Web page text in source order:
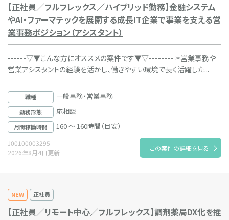
【正社員／フルフレックス／ハイブリッド勤務】金融システム
やAI・ファーマテックを展開する成長IT企業で事業を支える営
業事務ポジション（アシスタント）
------▽▼こんな方にオススメの案件です▼▽-------- ＊営業事務や
営業アシスタントの経験を活かし、働きやすい環境で長く活躍した...
職種 一般事務・営業事務
勤務形態 応相談
月間稼働時間 160 ～ 160時間（目安）
J00100003295
2026年8月4日更新
この案件の詳細を見る
NEW 正社員
【正社員／リモート中心／フルフレックス】調剤薬局DX化を推